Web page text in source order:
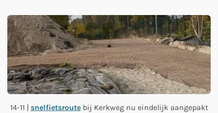
14-11 | snelfietsroutebij Kerkweg nu eindelijk aangepakt